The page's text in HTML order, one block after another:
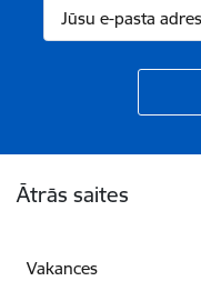
Ātrās saites
Vakances